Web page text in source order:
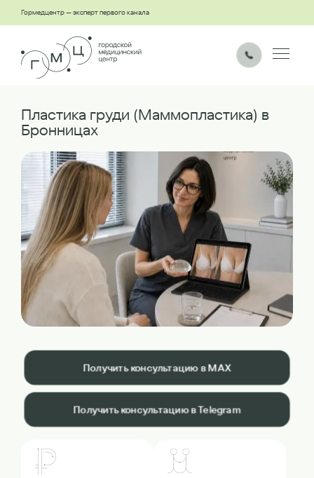
Гормедцентр — эксперт первого канала
Пластика груди (Маммопластика) в
Бронницах
Получить консультацию в MAX
Получить консультацию в Telegram